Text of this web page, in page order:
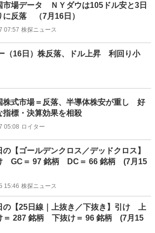
市場データ ＮＹダウは105ドル安と3日
に反落 （7月16日）
07:57 株探ニュース
（16日）株反落、ドル上昇 利回り小
株式市場＝反落、半導体株安が重し 好
指標・決算効果を相殺
05:08 ロイター
の【ゴールデンクロス／デッドクロス】
GC＝ 97 銘柄 DC＝ 66 銘柄 (7月15
15:46 株探ニュース
の【25日線｜上抜き／下抜き】引け 上
＝ 287 銘柄 下抜け＝ 96 銘柄 (7月15